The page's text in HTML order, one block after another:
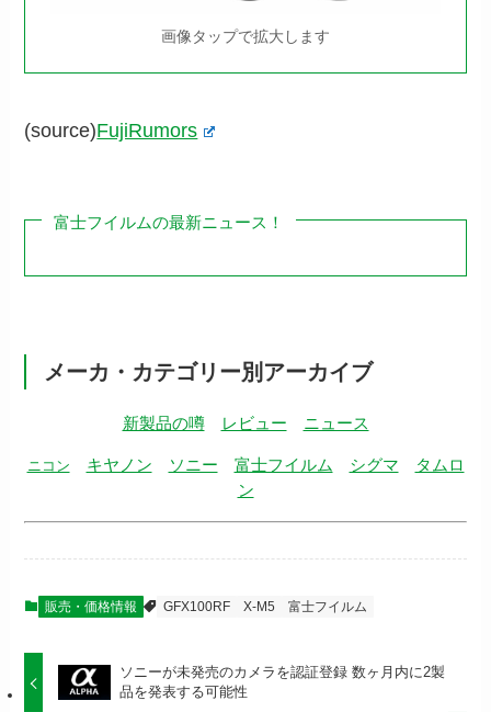
画像タップで拡大します
(source)FujiRumors
富士フイルムの最新ニュース！
メーカ・カテゴリー別アーカイブ
新製品の噂 レビュー ニュース
ニコン キヤノン ソニー 富士フイルム シグマ
タムロ
ン
販売・価格情報 GFX100RF X-M5 富士フイルム
ソニーが未発売のカメラを認証登録 数ヶ月内に2製
品を発表する可能性